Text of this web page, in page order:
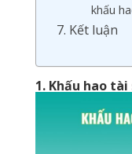
khấu
7. Kết luận
1. Khấu hao